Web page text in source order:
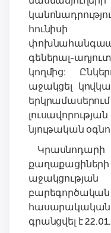
հունիսի
գեներալ-
կողմից:
աջակցել
նյութական
գրանցվել է